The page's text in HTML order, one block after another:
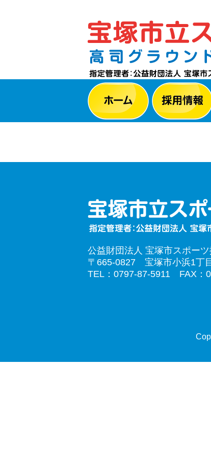
公益財団法人 宝塚市スポー
〒665-0827 宝塚市小浜1丁
TEL：0797-87-5911 FAX：